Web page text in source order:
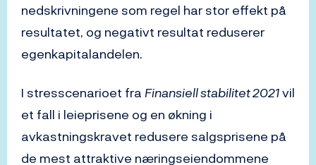
nedskrivningene som regel har stor effekt på
resultatet, og negativt resultat reduserer
egenkapitalandelen.
I stresscenarioet fraFinansiell stabilitet 2021vil
et fall i leieprisene og en økning i
avkastningskravet redusere salgsprisene på
de mest attraktive næringseiendommene